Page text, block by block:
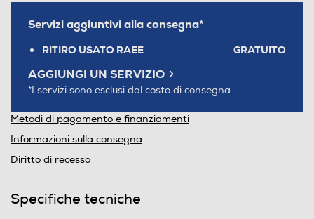
Servizi aggiuntivi alla consegna*
RITIRO USATO RAEE GRATUITO
AGGIUNGI UN SERVIZIO
*I servizi sono esclusi dal costo di consegna
Metodi di pagamento e finanziamenti
Informazioni sulla consegna
Diritto di recesso
Specifiche tecniche